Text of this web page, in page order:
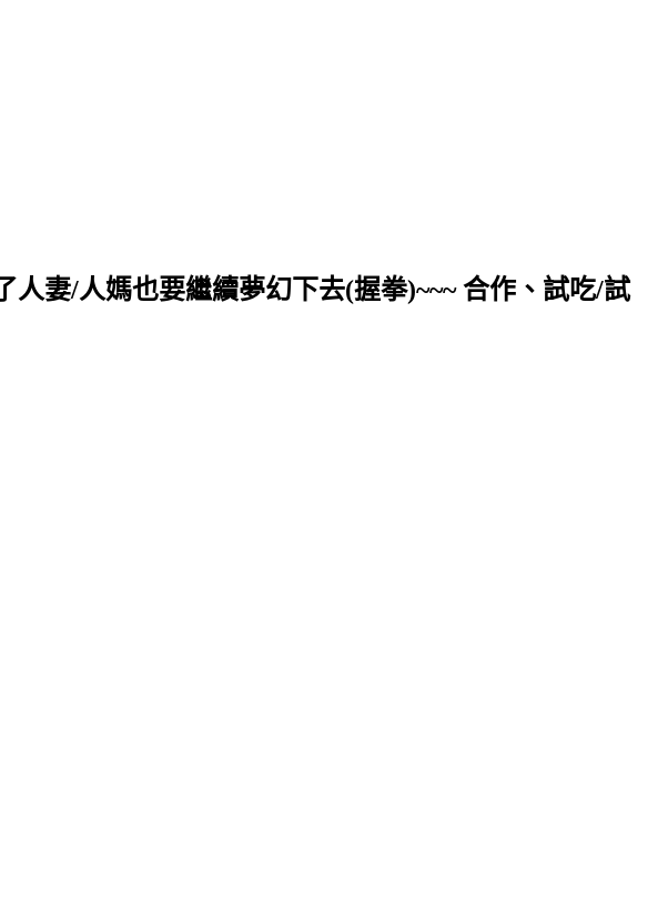
妻/人媽也要繼續夢幻下去(握拳)~~~ 合作、試吃/試